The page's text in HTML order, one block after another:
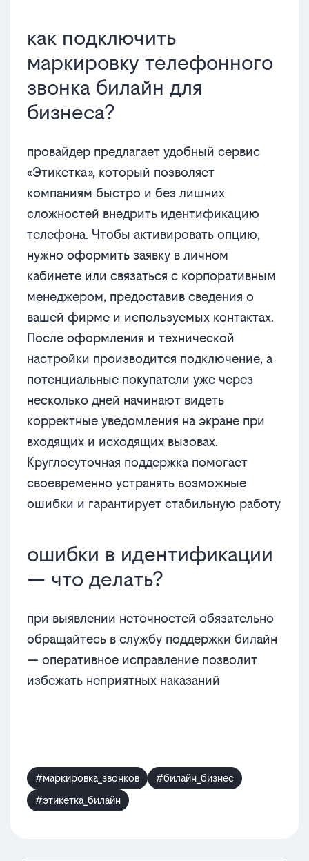
как подключить
маркировку телефонного
звонка билайн для
бизнеса?
провайдер предлагает удобный сервис
«Этикетка», который позволяет
компаниям быстро и без лишних
сложностей внедрить идентификацию
телефона. Чтобы активировать опцию,
нужно оформить заявку в личном
кабинете или связаться с корпоративным
менеджером, предоставив сведения о
вашей фирме и используемых контактах.
После оформления и технической
настройки производится подключение, а
потенциальные покупатели уже через
несколько дней начинают видеть
корректные уведомления на экране при
входящих и исходящих вызовах.
Круглосуточная поддержка помогает
своевременно устранять возможные
ошибки и гарантирует стабильную работу
ошибки в идентификации
— что делать?
при выявлении неточностей обязательно
обращайтесь в службу поддержки билайн
— оперативное исправление позволит
избежать неприятных наказаний
#маркировка_звонков
#билайн_бизнес
#этикетка_билайн